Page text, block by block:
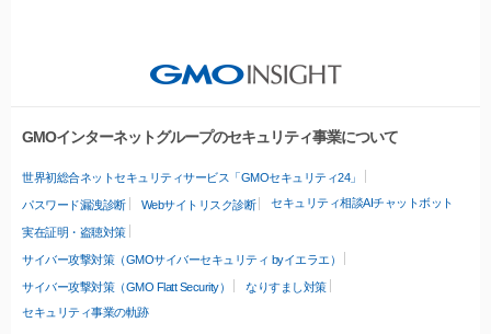
GMOインターネットグループのセキュリティ事業について
世界初総合ネットセキュリティサービス「GMOセキュリティ24」
パスワード漏洩診断 Webサイトリスク診断 セキュリティ相談AIチャットボット
実在証明・盗聴対策
サイバー攻撃対策（GMOサイバーセキュリティ byイエラエ）
サイバー攻撃対策（GMO Flatt Security）
なりすまし対策
セキュリティ事業の軌跡